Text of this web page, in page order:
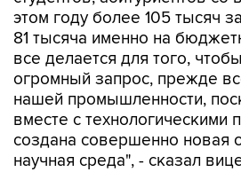
этом году более 105 тысяч
81 тысяча именно на
все делается для того,
огромный запрос, прежде
нашей промышленности,
вместе с технологическими
создана совершенно новая
научная среда", - сказал